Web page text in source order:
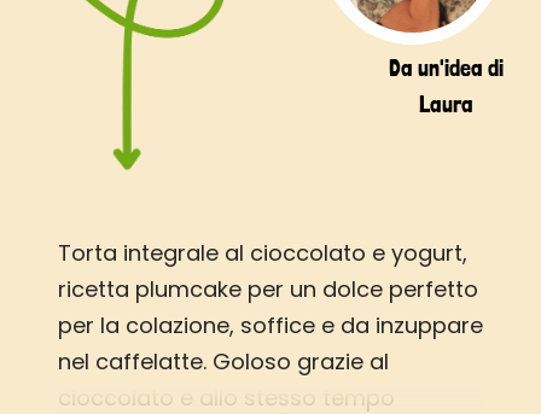
Da un'idea di
Laura
Torta integrale al cioccolato e yogurt,
ricetta plumcake per un dolce perfetto
per la colazione, soffice e da inzuppare
nel caffelatte. Goloso grazie al
cioccolato e allo stesso tempo